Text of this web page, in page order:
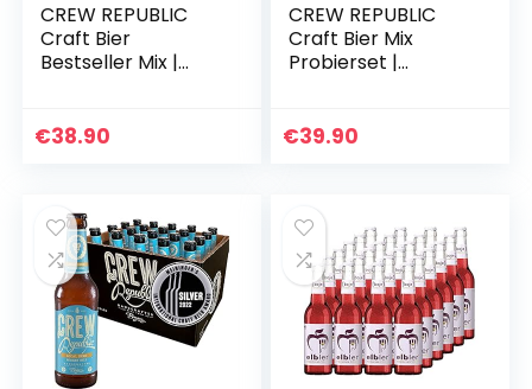
CREW REPUBLIC
Craft Bier
Bestseller Mix |
| Bierspezialitäten
€38.90
CREW REPUBLIC
Craft Bier Mix
Probierset |
Bierspezialitäten
€39.90